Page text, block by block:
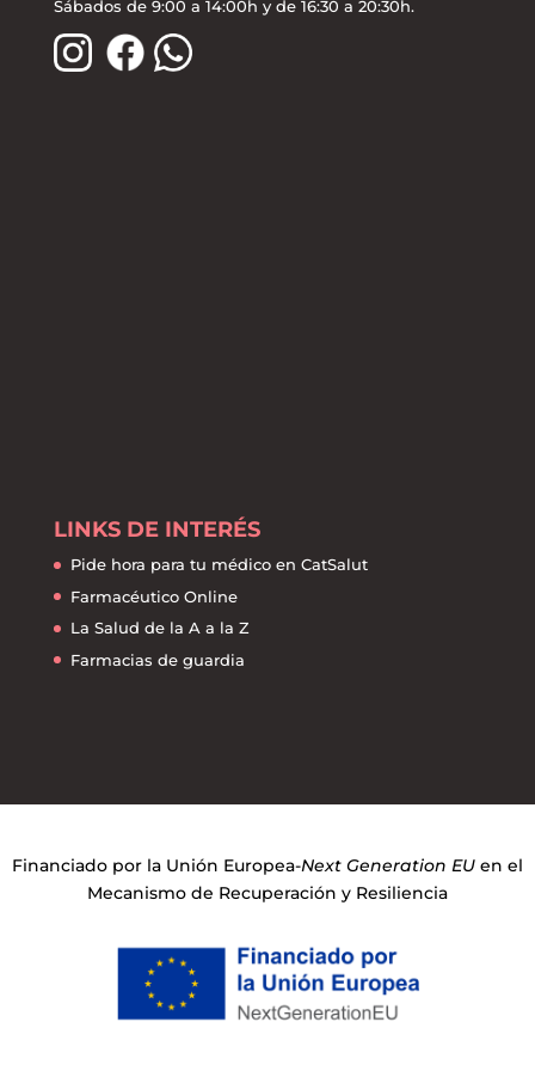
Sábados de 9:00 a 14:00h y de 16:30 a 20:30h.
LINKS DE INTERÉS
Pide hora para tu médico en CatSalut
Farmacéutico Online
La Salud de la A a la Z
Farmacias de guardia
Financiado por la Unión Europea-Next Generation EU en el
Mecanismo de Recuperación y Resiliencia